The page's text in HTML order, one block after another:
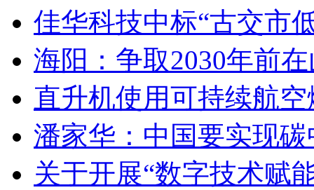
佳华科技中标“古交市
海阳：争取2030年前
直升机使用可持续航
潘家华：中国要实现
关于开展“数字技术赋